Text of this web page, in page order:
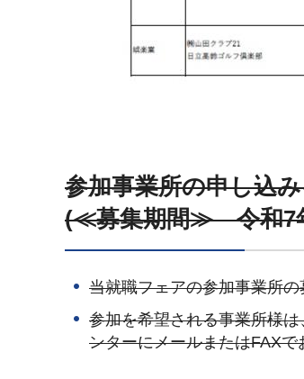
参加事業所の申し込
(≪募集期間≫ 令和7
当就職フェアの参加事業所
参加を希望される事業所様
ンターにメールまたはFAX